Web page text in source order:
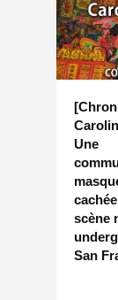
Une
scène
San